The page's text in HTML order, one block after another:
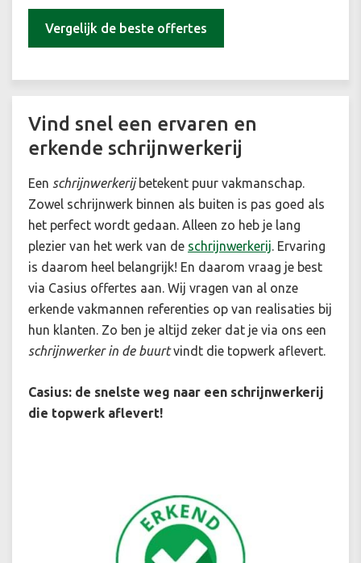
Vergelijk de beste offertes
Vind snel een ervaren en
erkende schrijnwerkerij
Een schrijnwerkerijbetekent puur vakmanschap.
Zowel schrijnwerk binnen als buiten is pas goed als
het perfect wordt gedaan. Alleen zo heb je lang
plezier van het werk van de schrijnwerkerij. Ervaring
is daarom heel belangrijk! En daarom vraag je best
via Casius offertes aan. Wij vragen van al onze
erkende vakmannen referenties op van realisaties bij
hun klanten. Zo ben je altijd zeker dat je via ons een
schrijnwerker in de buurtvindt die topwerk aflevert.
Casius: de snelste weg naar een schrijnwerkerij
die topwerk aflevert!